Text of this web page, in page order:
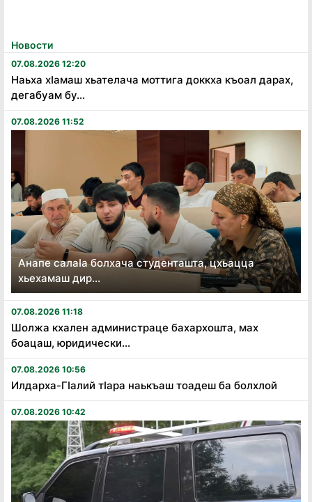
Новости
07.08.2026 12:20
Наьха хӏамаш хьателача моттига доккха къоал дарах,
дегабуам бу...
07.08.2026 11:52
Анапе салаӏа болхача студенташта, цхьацца
хьехамаш дир...
07.08.2026 11:18
Шолжа кхален администраце бахархошта, мах
боацаш, юридически...
07.08.2026 10:56
Илдарха-Гӏалий тӏара наькъаш тоадеш ба болхлой
07.08.2026 10:42